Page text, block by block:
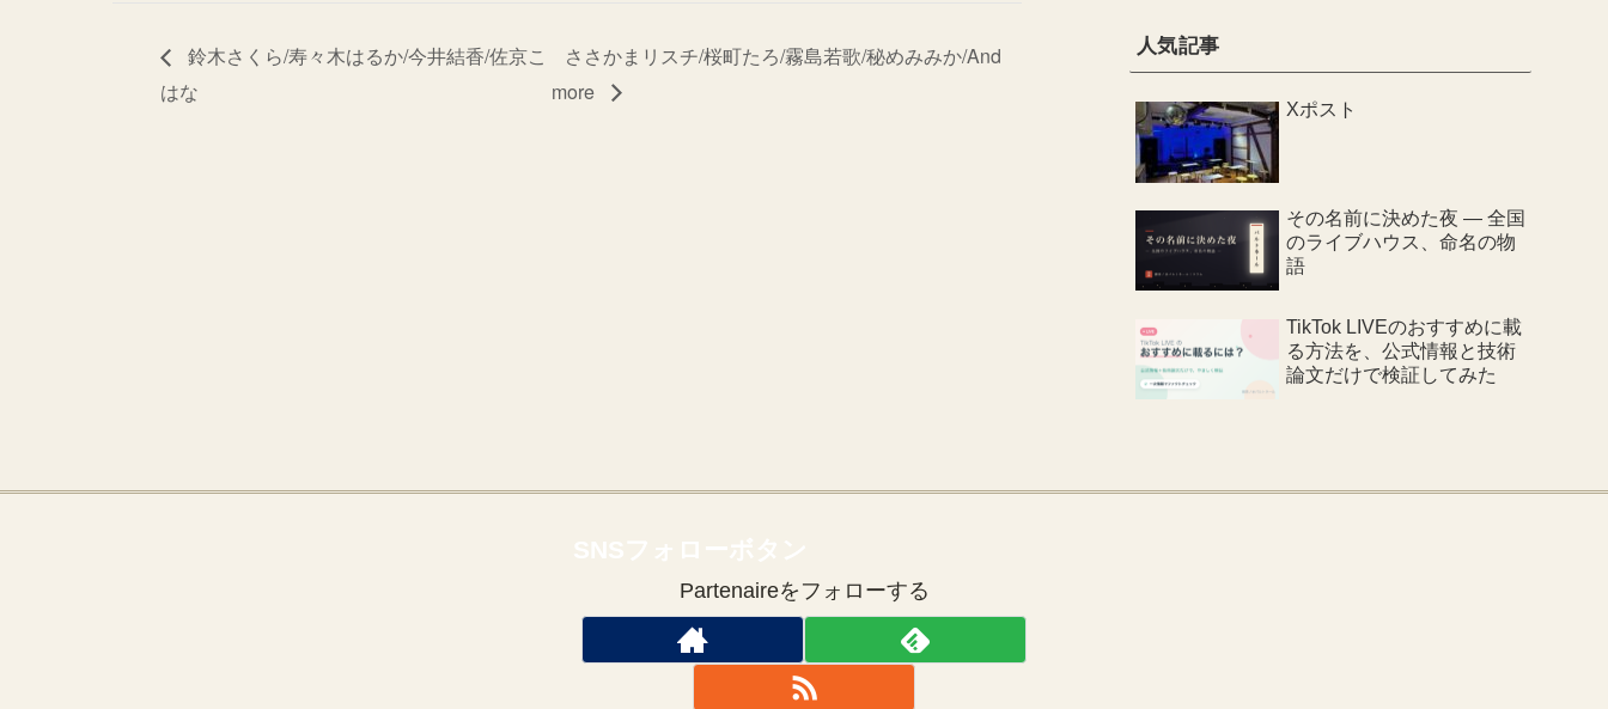
鈴木さくら/寿々木はるか/今井結香/佐京こ
はな
ささかまリスチ/桜町たろ/霧島若歌/秘めみみか/And
more
人気記事
Xポスト
その名前に決めた夜 ― 全国
のライブハウス、命名の物
語
TikTok LIVEのおすすめに載
る方法を、公式情報と技術
論文だけで検証してみた
Partenaireをフォローする